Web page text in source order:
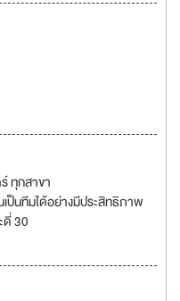
ทุกสาขา
ป็นทีมได้อย่างมีประสิทธิภาพ
ดี่ 30